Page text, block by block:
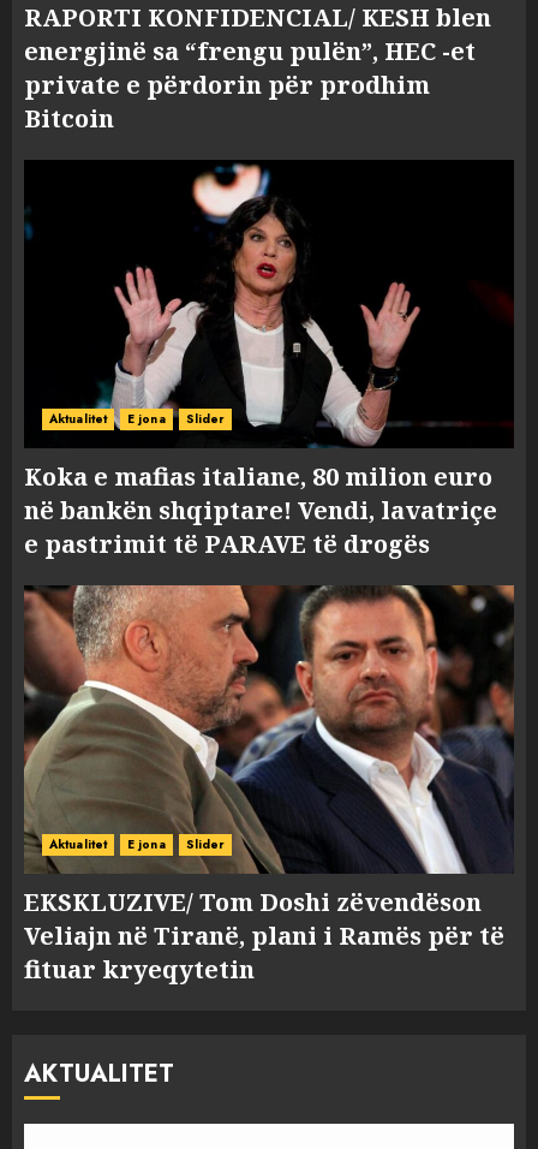
RAPORTI KONFIDENCIAL/ KESH blen
energjinë sa “frengu pulën”, HEC -et
private e përdorin për prodhim
Bitcoin
Aktualitet E jona Slider
Koka e mafias italiane, 80 milion euro
në bankën shqiptare! Vendi, lavatriçe
e pastrimit të PARAVE të drogës
Aktualitet E jona Slider
EKSKLUZIVE/ Tom Doshi zëvendëson
Veliajn në Tiranë, plani i Ramës për të
fituar kryeqytetin
AKTUALITET